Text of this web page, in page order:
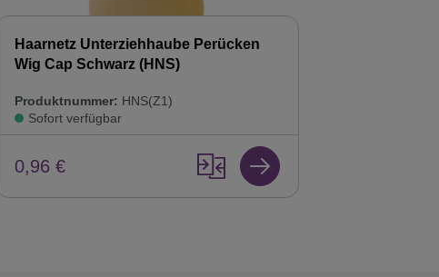
Haarnetz Unterziehhaube Perücken
Wig Cap Schwarz (HNS)
Produktnummer: HNS(Z1)
Sofort verfügbar
0,96 €